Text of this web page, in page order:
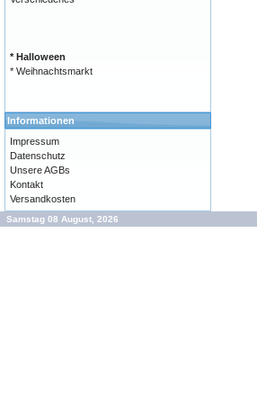
* Halloween
* Weihnachtsmarkt
Informationen
Impressum
Datenschutz
Unsere AGBs
Kontakt
Versandkosten
Samstag 08 August, 2026